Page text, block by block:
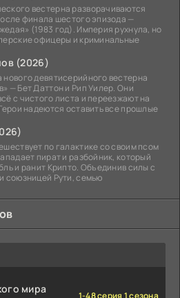
вестерна разворачиваются
финала шестого эпизода —
(1983 год). Империя рухнула, но
офицеры и криминальные
(2026)
девятисерийного вестерна
— Бет Даттон и Рип Уилер. Они
с чистого листа и переезжают на
надеются оставить все прошлые
по галактике со своим псом
пират и разбойник, который
и ранит Крипто. Объединив силы с
союзницей Рути, семью
мира
1-48 серия 1 сезона